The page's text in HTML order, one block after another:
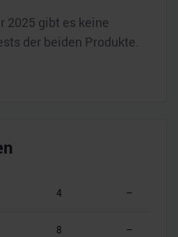
2025 gibt es keine
der beiden Produkte.
4 –
8 –